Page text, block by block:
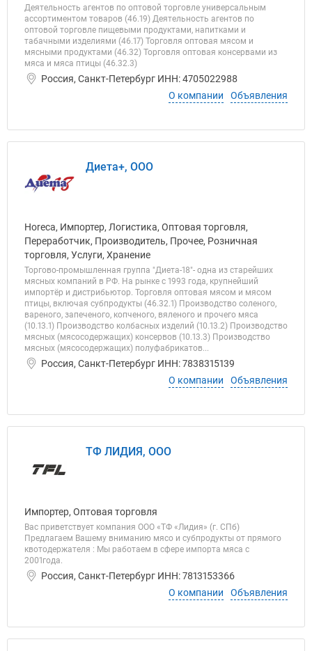
Деятельность агентов по оптовой торговле универсальным
ассортиментом товаров (46.19) Деятельность агентов по
оптовой торговле пищевыми продуктами, напитками и
табачными изделиями (46.17) Торговля оптовая мясом и
мясными продуктами (46.32) Торговля оптовая консервами из
мяса и мяса птицы (46.32.3)
Россия, Санкт-Петербург ИНН: 4705022988
О компании
Объявления
Диета+, ООО
Horeca, Импортер, Логистика, Оптовая торговля,
Переработчик, Производитель, Прочее, Розничная
торговля, Услуги, Хранение
Торгово-промышленная группа "Диета-18"- одна из старейших
мясных компаний в РФ. На рынке с 1993 года, крупнейший
импортёр и дистрибьютор. Торговля оптовая мясом и мясом
птицы, включая субпродукты (46.32.1) Производство соленого,
вареного, запеченого, копченого, вяленого и прочего мяса
(10.13.1) Производство колбасных изделий (10.13.2) Производство
мясных (мясосодержащих) консервов (10.13.3) Производство
мясных (мясосодержащих) полуфабрикатов...
Россия, Санкт-Петербург ИНН: 7838315139
О компании
Объявления
ТФ ЛИДИЯ, ООО
Импортер, Оптовая торговля
Вас приветствует компания ООО «ТФ «Лидия» (г. СПб)
Предлагаем Вашему вниманию мясо и субпродукты от прямого
квотодержателя : Мы работаем в сфере импорта мяса с
2001года.
Россия, Санкт-Петербург ИНН: 7813153366
О компании
Объявления